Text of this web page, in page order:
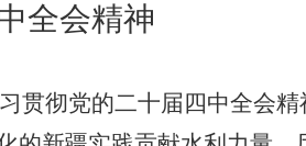
全会精神
贯彻党的二十届四中全会